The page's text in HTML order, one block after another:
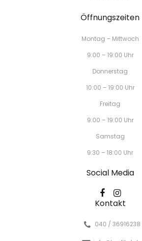
Öffnungszeiten
Montag – Mittwoch
9:00 – 19:00 Uhr
Donnerstag
10:00 – 19:00 Uhr
Freitag
9:00 – 19:00 Uhr
Samstag
9:30 – 18:00 Uhr
Social Media
Kontakt
040 / 36916238